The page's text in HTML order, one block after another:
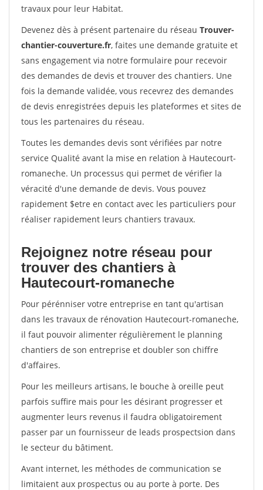
travaux pour leur Habitat.
Devenez dès à présent partenaire du réseau Trouver-
chantier-couverture.fr, faites une demande gratuite et
sans engagement via notre formulaire pour recevoir
des demandes de devis et trouver des chantiers. Une
fois la demande validée, vous recevrez des demandes
de devis enregistrées depuis les plateformes et sites de
tous les partenaires du réseau.
Toutes les demandes devis sont vérifiées par notre
service Qualité avant la mise en relation à Hautecourt-
romaneche. Un processus qui permet de vérifier la
véracité d'une demande de devis. Vous pouvez
rapidement $etre en contact avec les particuliers pour
réaliser rapidement leurs chantiers travaux.
Rejoignez notre réseau pour
trouver des chantiers à
Hautecourt-romaneche
Pour pérénniser votre entreprise en tant qu'artisan
dans les travaux de rénovation Hautecourt-romaneche,
il faut pouvoir alimenter régulièrement le planning
chantiers de son entreprise et doubler son chiffre
d'affaires.
Pour les meilleurs artisans, le bouche à oreille peut
parfois suffire mais pour les désirant progresser et
augmenter leurs revenus il faudra obligatoirement
passer par un fournisseur de leads prospectsion dans
le secteur du bâtiment.
Avant internet, les méthodes de communication se
limitaient aux prospectus ou au porte à porte. Des